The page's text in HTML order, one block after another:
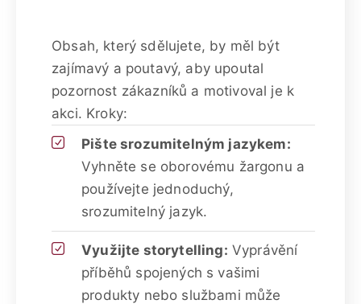
Obsah, který sdělujete, by měl být
zajímavý a poutavý, aby upoutal
pozornost zákazníků a motivoval je k
akci. Kroky:
Pište srozumitelným jazykem:
Vyhněte se oborovému žargonu a
používejte jednoduchý,
srozumitelný jazyk.
Využijte storytelling: Vyprávění
příběhů spojených s vašimi
produkty nebo službami může